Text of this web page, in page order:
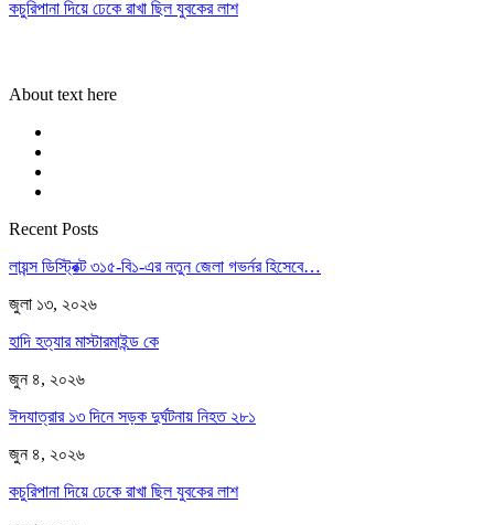
কচুরিপানা দিয়ে ঢেকে রাখা ছিল যুবকের লাশ
About text here
Recent Posts
লায়ন্স ডিস্ট্রিক্ট ৩১৫-বি১-এর নতুন জেলা গভর্নর হিসেবে…
জুলা ১৩, ২০২৬
হাদি হত্যার মাস্টারমাইন্ড কে
জুন ৪, ২০২৬
ঈদযাত্রার ১৩ দিনে সড়ক দুর্ঘটনায় নিহত ২৮১
জুন ৪, ২০২৬
কচুরিপানা দিয়ে ঢেকে রাখা ছিল যুবকের লাশ